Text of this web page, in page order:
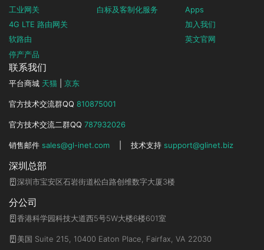
工业网关
4G LTE 路由网关
软路由
停产产品
白标及客制化服务
Apps
加入我们
英文官网
联系我们
平台商城 天猫 京东
官方技术交流群QQ 810875001
官方技术交流二群QQ 787932026
销售邮件 sales@gl-inet.com 技术支持 support@glinet.biz
深圳总部
深圳市宝安区石岩街道松白路创维数字大厦3楼
分公司
香港科学园科技大道西5号5W大楼6楼601室
美国 Suite 215, 10400 Eaton Place, Fairfax, VA 22030